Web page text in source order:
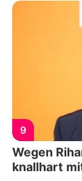
9
Wegen
knallhart